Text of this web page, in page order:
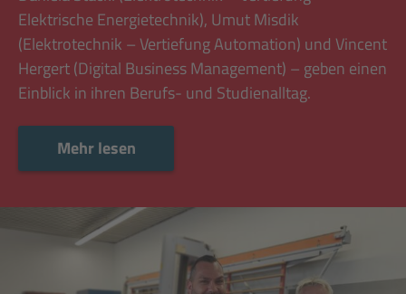
Elektrische Energietechnik), Umut Misdik
(Elektrotechnik – Vertiefung Automation) und Vincent
Hergert (Digital Business Management) – geben einen
Einblick in ihren Berufs- und Studienalltag.
Mehr lesen